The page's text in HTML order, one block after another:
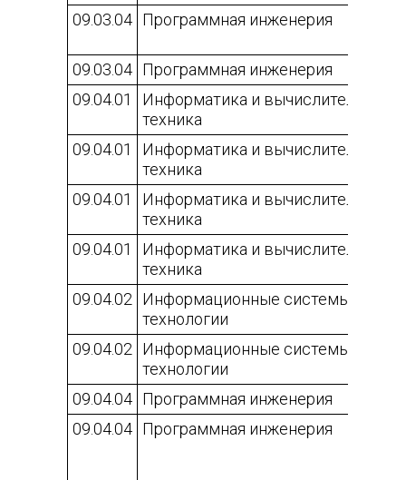
09.03.04 Программная инженерия
09.03.04 Программная инженерия
09.04.01
Информатика и вычислительная
техника
09.04.01
Информатика и вычислительная
техника
09.04.01
Информатика и вычислительная
техника
09.04.01
Информатика и вычислительная
техника
09.04.02
Информационные системы и
технологии
09.04.02
Информационные системы и
технологии
09.04.04 Программная инженерия
09.04.04 Программная инженерия